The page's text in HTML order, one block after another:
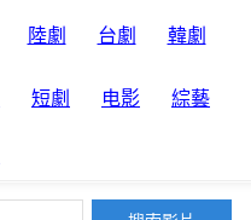
陸劇 台劇 韓劇
短劇 电影 綜藝